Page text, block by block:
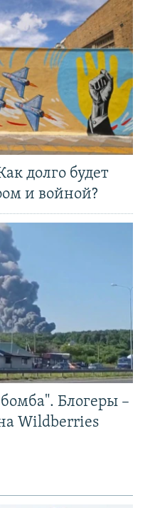
долго будет
и войной?
Блогеры –
Wildberries